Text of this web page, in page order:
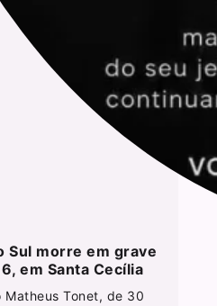
Sul morre em grave
em Santa Cecília
Tonet, de 30